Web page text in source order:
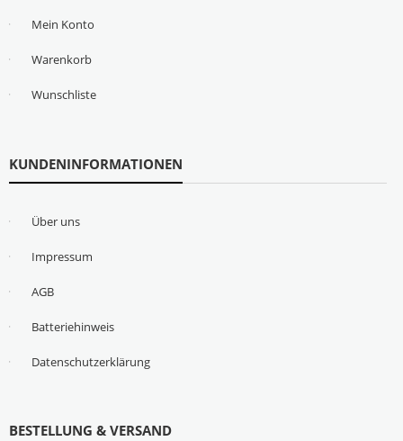
Mein Konto
Warenkorb
Wunschliste
KUNDENINFORMATIONEN
Über uns
Impressum
AGB
Batteriehinweis
Datenschutzerklärung
BESTELLUNG & VERSAND